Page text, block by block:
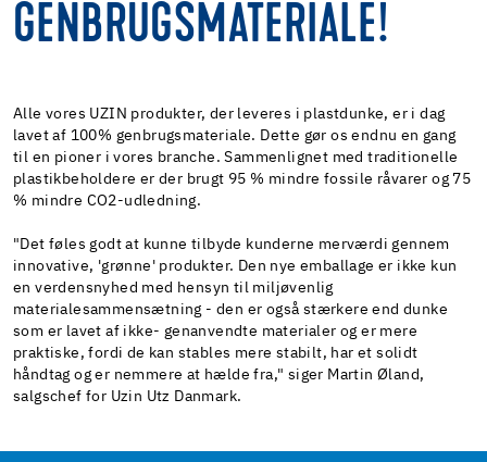
GENBRUGSMATERIALE!
Alle vores UZIN produkter, der leveres i plastdunke, er i dag
lavet af 100% genbrugsmateriale. Dette gør os endnu en gang
til en pioner i vores branche. Sammenlignet med traditionelle
plastikbeholdere er der brugt 95 % mindre fossile råvarer og 75
% mindre CO2-udledning.
"Det føles godt at kunne tilbyde kunderne merværdi gennem
innovative, 'grønne' produkter. Den nye emballage er ikke kun
en verdensnyhed med hensyn til miljøvenlig
materialesammensætning - den er også stærkere end dunke
som er lavet af ikke- genanvendte materialer og er mere
praktiske, fordi de kan stables mere stabilt, har et solidt
håndtag og er nemmere at hælde fra," siger Martin Øland,
salgschef for Uzin Utz Danmark.